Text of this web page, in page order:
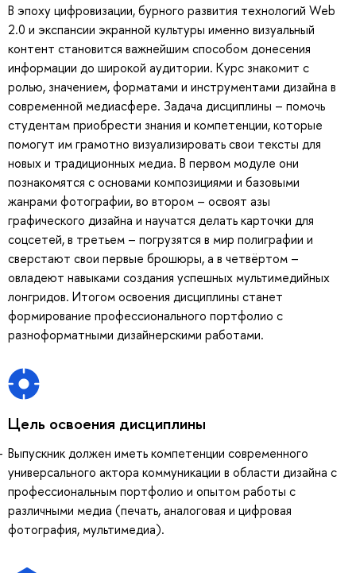
В эпоху цифровизации, бурного развития технологий Web
2.0 и экспансии экранной культуры именно визуальный
контент становится важнейшим способом донесения
информации до широкой аудитории. Курс знакомит с
ролью, значением, форматами и инструментами дизайна в
современной медиасфере. Задача дисциплины – помочь
студентам приобрести знания и компетенции, которые
помогут им грамотно визуализировать свои тексты для
новых и традиционных медиа. В первом модуле они
познакомятся с основами композициями и базовыми
жанрами фотографии, во втором – освоят азы
графического дизайна и научатся делать карточки для
соцсетей, в третьем – погрузятся в мир полиграфии и
сверстают свои первые брошюры, а в четвёртом –
овладеют навыками создания успешных мультимедийных
лонгридов. Итогом освоения дисциплины станет
формирование профессионального портфолио с
разноформатными дизайнерскими работами.
Цель освоения дисциплины
Выпускник должен иметь компетенции современного
универсального актора коммуникации в области дизайна с
профессиональным портфолио и опытом работы с
различными медиа (печать, аналоговая и цифровая
фотография, мультимедиа).